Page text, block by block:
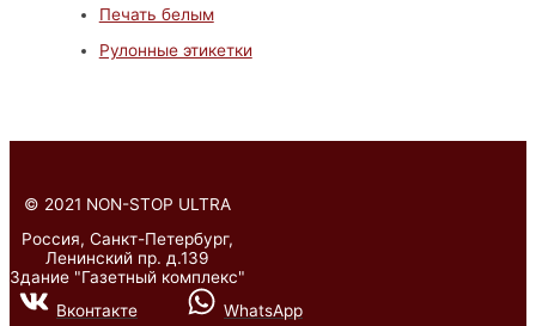
Печать белым
Рулонные этикетки
© 2021 NON-STOP ULTRA
Россия, Санкт-Петербург,
Ленинский пр. д.139
Здание "Газетный комплекс"
Вконтакте
WhatsApp